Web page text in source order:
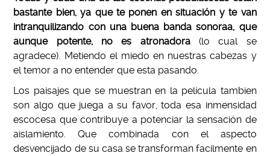
bastante bien, ya que te ponen en situación y te van
intranquilizando con una buena banda sonoraa, que
aunque potente, no es atronadora(lo cual se
agradece). Metiendo el miedo en nuestras cabezas y
el temor a no entender que esta pasando.
Los paisajes que se muestran en la película tambien
son algo que juega a su favor, toda esa inmensidad
escocesa que contribuye a potenciar la sensación de
aislamiento. Que combinada con el aspecto
desvencijado de su casa se transforman facilmente en